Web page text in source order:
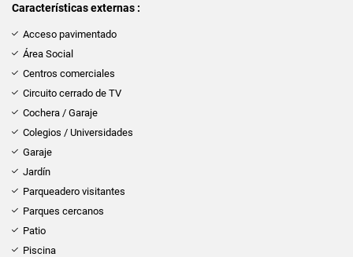
Características externas :
Acceso pavimentado
Área Social
Centros comerciales
Circuito cerrado de TV
Cochera / Garaje
Colegios / Universidades
Garaje
Jardín
Parqueadero visitantes
Parques cercanos
Patio
Piscina